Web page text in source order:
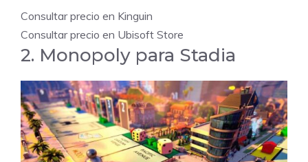
Consultar precio en Kinguin
Consultar precio en Ubisoft Store
2. Monopoly para Stadia